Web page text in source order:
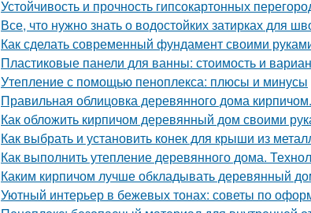
Устойчивость и прочность гипсокартонных
Все, что нужно знать о водостойких затирках для
Как сделать современный фундамент своими
Пластиковые панели для ванны: стоимость и
Утепление с помощью пеноплекса: плюсы и минусы
Правильная облицовка деревянного дома
Как обложить кирпичом деревянный дом своими
Как выбрать и установить конек для крыши из
Как выполнить утепление деревянного дома.
Каким кирпичом лучше обкладывать деревянный
Уютный интерьер в бежевых тонах: советы по